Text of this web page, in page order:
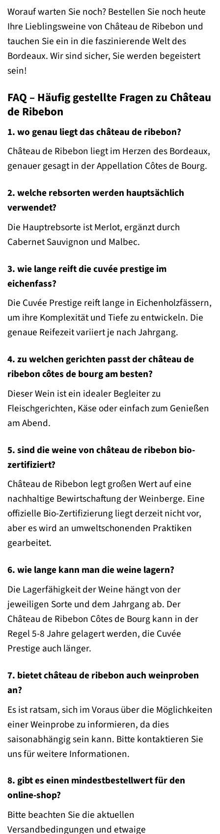
Worauf warten Sie noch? Bestellen Sie noch heute
Ihre Lieblingsweine von Château de Ribebon und
tauchen Sie ein in die faszinierende Welt des
Bordeaux. Wir sind sicher, Sie werden begeistert
sein!
FAQ – Häufig gestellte Fragen zu Château
de Ribebon
1. wo genau liegt das château de ribebon?
Château de Ribebon liegt im Herzen des Bordeaux,
genauer gesagt in der Appellation Côtes de Bourg.
2. welche rebsorten werden hauptsächlich
verwendet?
Die Hauptrebsorte ist Merlot, ergänzt durch
Cabernet Sauvignon und Malbec.
3. wie lange reift die cuvée prestige im
eichenfass?
Die Cuvée Prestige reift lange in Eichenholzfässern,
um ihre Komplexität und Tiefe zu entwickeln. Die
genaue Reifezeit variiert je nach Jahrgang.
4. zu welchen gerichten passt der château de
ribebon côtes de bourg am besten?
Dieser Wein ist ein idealer Begleiter zu
Fleischgerichten, Käse oder einfach zum Genießen
am Abend.
5. sind die weine von château de ribebon bio-
zertifiziert?
Château de Ribebon legt großen Wert auf eine
nachhaltige Bewirtschaftung der Weinberge. Eine
offizielle Bio-Zertifizierung liegt derzeit nicht vor,
aber es wird an umweltschonenden Praktiken
gearbeitet.
6. wie lange kann man die weine lagern?
Die Lagerfähigkeit der Weine hängt von der
jeweiligen Sorte und dem Jahrgang ab. Der
Château de Ribebon Côtes de Bourg kann in der
Regel 5-8 Jahre gelagert werden, die Cuvée
Prestige auch länger.
7. bietet château de ribebon auch weinproben
an?
Es ist ratsam, sich im Voraus über die Möglichkeiten
einer Weinprobe zu informieren, da dies
saisonabhängig sein kann. Bitte kontaktieren Sie
uns für weitere Informationen.
8. gibt es einen mindestbestellwert für den
online-shop?
Bitte beachten Sie die aktuellen
Versandbedingungen und etwaige